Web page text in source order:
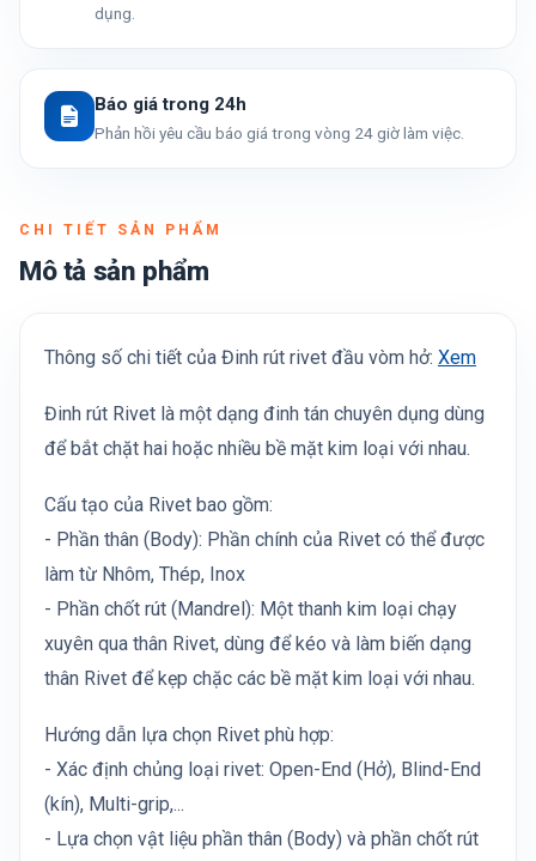
dụng.
Báo giá trong 24h
Phản hồi yêu cầu báo giá trong vòng 24 giờ làm việc.
CHI TIẾT SẢN PHẨM
Mô tả sản phẩm
Thông số chi tiết của Đinh rút rivet đầu vòm hở: Xem
Đinh rút Rivet là một dạng đinh tán chuyên dụng dùng
để bắt chặt hai hoặc nhiều bề mặt kim loại với nhau.
Cấu tạo của Rivet bao gồm:
- Phần thân (Body): Phần chính của Rivet có thể được
làm từ Nhôm, Thép, Inox
- Phần chốt rút (Mandrel): Một thanh kim loại chạy
xuyên qua thân Rivet, dùng để kéo và làm biến dạng
thân Rivet để kẹp chặc các bề mặt kim loại với nhau.
Hướng dẫn lựa chọn Rivet phù hợp:
- Xác định chủng loại rivet: Open-End (Hở), Blind-End
(kín), Multi-grip,...
- Lựa chọn vật liệu phần thân (Body) và phần chốt rút